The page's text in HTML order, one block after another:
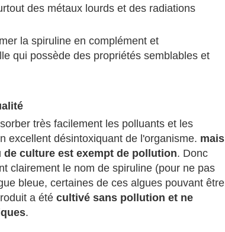
des métaux lourds et des radiations
la spiruline en complément et
qui possède des propriétés semblables et
très facilement les polluants et les
excellent désintoxiquant de l'organisme. mais
culture est exempt de pollution. Donc
clairement le nom de spiruline (pour ne pas
bleue, certaines de ces algues pouvant être
a été cultivé sans pollution et ne
.